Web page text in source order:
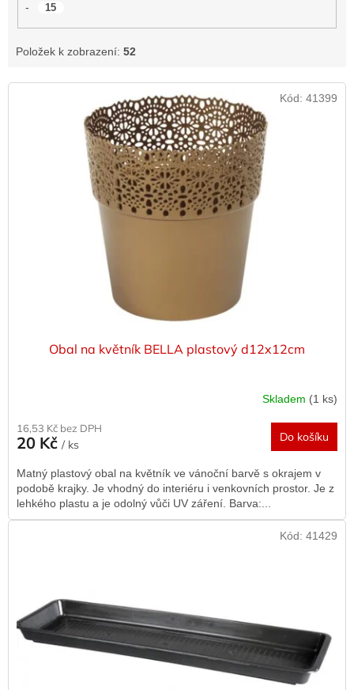
- 15
Položek k zobrazení: 52
V
Obal na květník BELLA plastový d12x12cm
Skladem (1 ks)
16,53 Kč bez DPH
20 Kč / ks
Do košíku
Matný plastový obal na květník ve vánoční barvě s okrajem v
podobě krajky. Je vhodný do interiéru i venkovních prostor. Je z
lehkého plastu a je odolný vůči UV záření. Barva:...
Kód: 41399
Kód: 41429